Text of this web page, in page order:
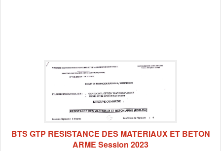
BTS GTP RESISTANCE DES MATERIAUX ET BETON
ARME Session 2023